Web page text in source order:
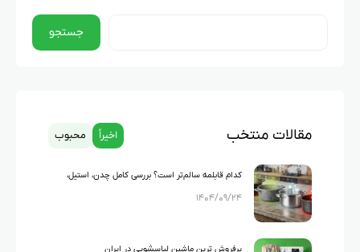
جستجو
مقالات منتخب اخیراً محبوب
کدام قابلمه سالم‌تر است؟ بررسی کامل چدن، استیل،
گرانیت و تفلون
۱۴۰۴/۰۹/۲۴
پرفروش ترین ماشین لباسشویی در ایران